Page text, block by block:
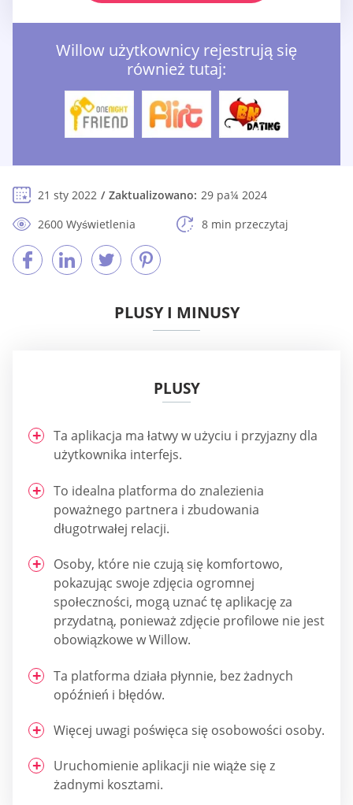
Willow użytkownicy rejestrują się
również tutaj:
21 sty 2022 Zaktualizowano: 29 pa¼ 2024
2600 Wyświetlenia
8 min przeczytaj
PLUSY I MINUSY
PLUSY
Ta aplikacja ma łatwy w użyciu i przyjazny dla
użytkownika interfejs.
To idealna platforma do znalezienia
poważnego partnera i zbudowania
długotrwałej relacji.
Osoby, które nie czują się komfortowo,
pokazując swoje zdjęcia ogromnej
społeczności, mogą uznać tę aplikację za
przydatną, ponieważ zdjęcie profilowe nie jest
obowiązkowe w Willow.
Ta platforma działa płynnie, bez żadnych
opóźnień i błędów.
Więcej uwagi poświęca się osobowości osoby.
Uruchomienie aplikacji nie wiąże się z
żadnymi kosztami.